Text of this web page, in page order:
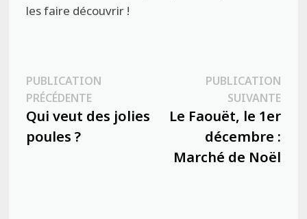
les faire découvrir !
Navigation
de
l’article
PUBLICATION
PRÉCÉDENTEPublication
précédente :
Qui veut des jolies
poules ?
PUBLICATION
SUIVANTE
Le Faouët, le 1er
décembre :
Marché de Noël